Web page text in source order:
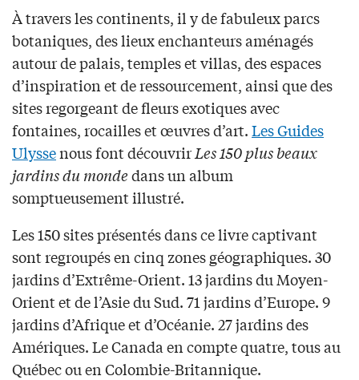
À travers les continents, il y de fabuleux parcs
botaniques, des lieux enchanteurs aménagés
autour de palais, temples et villas, des espaces
d’inspiration et de ressourcement, ainsi que des
sites regorgeant de fleurs exotiques avec
fontaines, rocailles et œuvres d’art.Les Guides
Ulyssenous font découvrirLes 150 plus beaux
jardins du mondedans un album
somptueusement illustré.
Les 150 sites présentés dans ce livre captivant
sont regroupés en cinq zones géographiques. 30
jardins d’Extrême-Orient. 13 jardins du Moyen-
Orient et de l’Asie du Sud. 71 jardins d’Europe. 9
jardins d’Afrique et d’Océanie. 27 jardins des
Amériques. Le Canada en compte quatre, tous au
Québec ou en Colombie-Britannique.